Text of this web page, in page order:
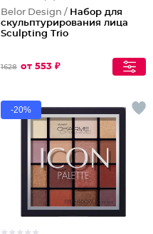
Belor Design / Набор для
скульптурирования лица
Sculpting Triо
1628 от 553 ₽
-20%